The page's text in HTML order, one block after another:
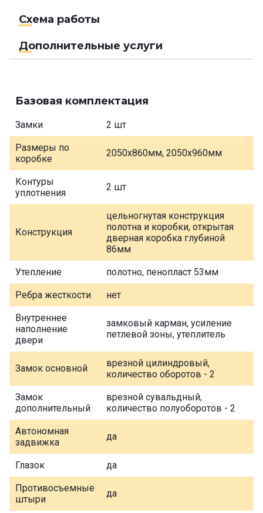
Схема работы
Дополнительные услуги
Базовая комплектация
Замки 2 шт
Размеры по
коробке
2050х860мм, 2050х960мм
Контуры
уплотнения
2 шт
Конструкция
цельногнутая конструкция
полотна и коробки, открытая
дверная коробка глубиной
86мм
Утепление полотно, пенопласт 53мм
Ребра жесткости нет
Внутреннее
наполнение
двери
замковый карман, усиление
петлевой зоны, утеплитель
Замок основной
врезной цилиндровый,
количество оборотов - 2
Замок
дополнительный
врезной сувальдный,
количество полуоборотов - 2
Автономная
задвижка
да
Глазок да
Противосъемные
штыри
да